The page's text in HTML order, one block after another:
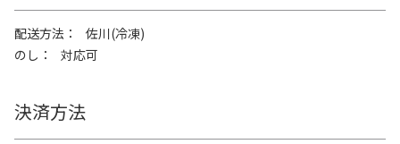
配送方法
佐川(冷凍)
のし
対応可
決済方法